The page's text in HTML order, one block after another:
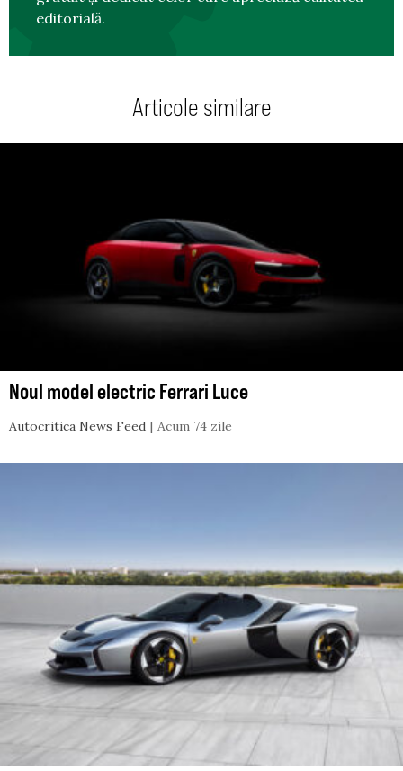
editorială.
Articole similare
Noul model electric Ferrari Luce
Autocritica News Feed Acum 74 zile